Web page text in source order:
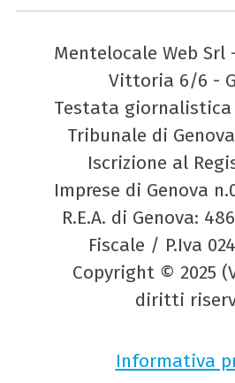
Mentelocale Web Srl
Vittoria 6/6 -
Testata
Tribunale di
Iscrizione al
Imprese di Genova
R.E.A. di Genova:
Fiscale / P.Iva
Copyright © 2025
diritti
Informativa